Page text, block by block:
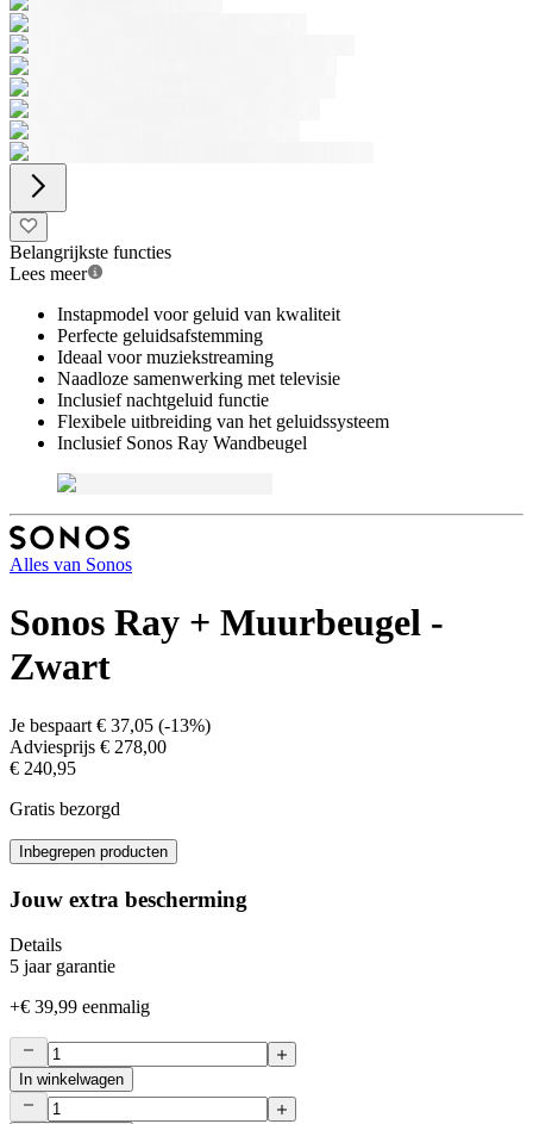
Belangrijkste functies
Lees meer
Instapmodel voor geluid van kwaliteit
Perfecte geluidsafstemming
Ideaal voor muziekstreaming
Naadloze samenwerking met televisie
Inclusief nachtgeluid functie
Flexibele uitbreiding van het geluidssysteem
Inclusief Sonos Ray Wandbeugel
Alles van Sonos
Sonos Ray + Muurbeugel -
Zwart
Je bespaart € 37,05 (-13%)
Adviesprijs € 278,00
€ 240,95
Gratis bezorgd
Inbegrepen producten
Jouw extra bescherming
Details
5 jaar garantie
+€ 39,99 eenmalig
In winkelwagen